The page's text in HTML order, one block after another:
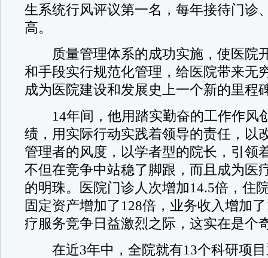
生系统行风评议第一名，每年接待门诊
高。
质量管理体系的成功实施，使医院
和手段实行规范化管理，给医院带来无
成为医院建设和发展史上一个新的里程
14年间，他用踏实勤奋的工作作风
绩，用实际行动实践着领导的责任，以
管理者的风度，以学者型的院长，引领
不但在竞争中站稳了脚跟，而且成为医
的明珠。医院门诊人次增加14.5倍，住
固定资产增加了128倍，业务收入增加
疗服务竞争日益激烈之际，这实在是个
在近3年中，全院就有13个科研项目